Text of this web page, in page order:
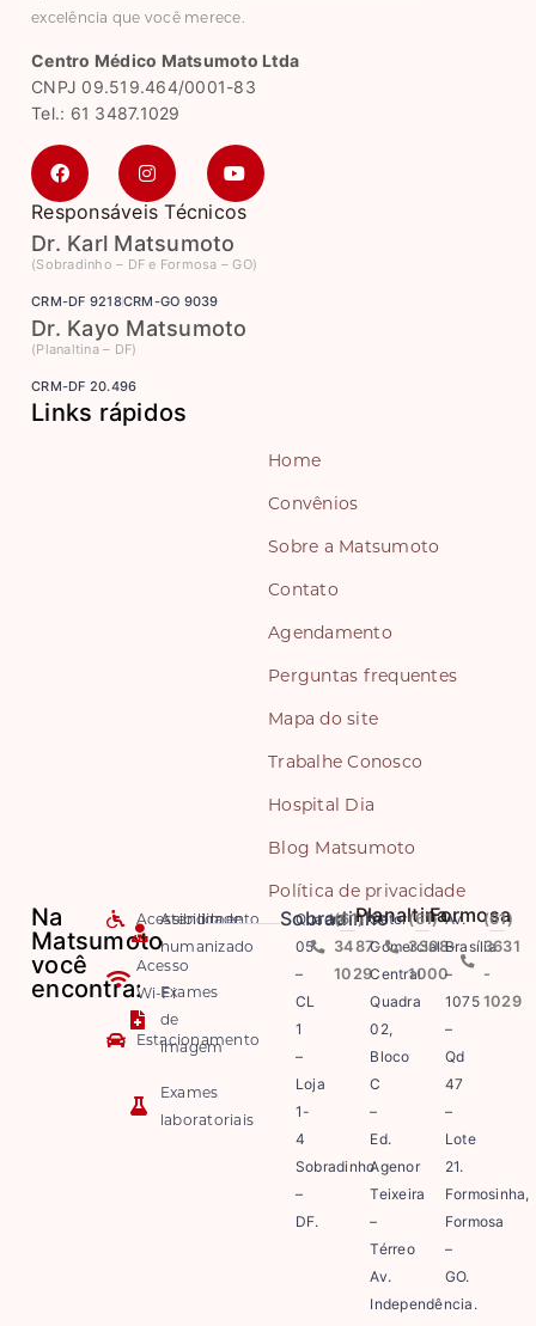
excelência que você merece.
Centro Médico Matsumoto Ltda
CNPJ 09.519.464/0001-83
Tel.: 61 3487.1029
Responsáveis Técnicos
Dr. Karl Matsumoto
(Sobradinho – DF e Formosa – GO)
CRM-DF 9218CRM-GO 9039
Dr. Kayo Matsumoto
(Planaltina – DF)
CRM-DF 20.496
Links rápidos
Home
Convênios
Sobre a Matsumoto
Contato
Agendamento
Perguntas frequentes
Mapa do site
Trabalhe Conosco
Hospital Dia
Blog Matsumoto
Política de privacidade
Na
Matsumoto
você
encontra:
Acessibilidade
Acesso
Wi-Fi
Estacionamento
Atendimento
humanizado
Exames
de
imagem
Exames
laboratoriais
Sobradinho
Quadra
05
–
CL
1
–
Loja
1-
4
Sobradinho
–
DF.
(61)
3487-
1029
Planaltina
Setor
Comercial
Central
Quadra
02,
Bloco
C
–
Ed.
Agenor
Teixeira
–
Térreo
Av.
Independência.
(61)
3308-
1000
Formosa
Av.
Brasília
–
1075
–
Qd
47
–
Lote
21.
Formosinha,
Formosa
–
GO.
(61)
3631
-
1029